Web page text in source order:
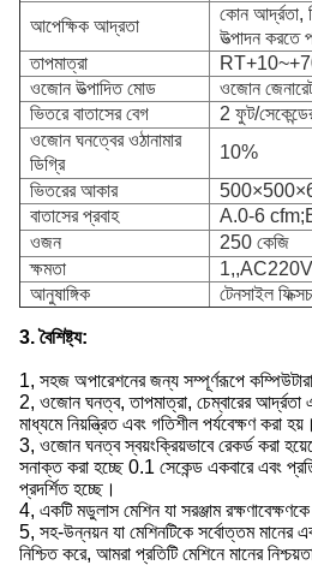
আপেক্ষিক আদ্রতা
কোন আর্দ্রতা,
উত্পাদন করতে
তাপমাত্রা
ওজোন উত্পাদিত মোড
ওজোন
ভিতরে বাতাসের বেগ
2 ফুট/
ওজোন ঘনত্বের ওঠানামার
ডিগ্রি
10%
ভিতরের আকার
বাতাসের প্রবাহ
A.0-6
ওজন
250 কেজি
ক্ষমতা
আনুষাঙ্গিক
টেনসাইল
3. বৈশিষ্ট্য:
1, সহজ অপারেশনের জন্য সম্পূর্ণরূপে
2, ওজোন ঘনত্ব, তাপমাত্রা, চেম্বারের আর্দ্রতা
মাধ্যমে নিয়ন্ত্রিত এবং গতিশীল পর্যবেক্ষণ করা হয়।
3, ওজোন ঘনত্ব স্বয়ংক্রিয়ভাবে রেকর্ড করা
সনাক্ত করা হচ্ছে 0.1 সেকেন্ড একবারে এবং
প্রদর্শিত হচ্ছে।
4, একটি মডুলাস মেশিন যা সরঞ্জাম
5, সহ-উন্নয়ন যা মেশিনটিকে সর্বোত্তম মানের
নিশ্চিত করে, আমরা প্রতিটি মেশিনে মানের